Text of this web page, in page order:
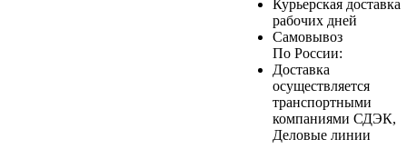
Курьерская доставка
рабочих дней
Самовывоз
По России:
Доставка
осуществляется
транспортными
компаниями СДЭК,
Деловые линии